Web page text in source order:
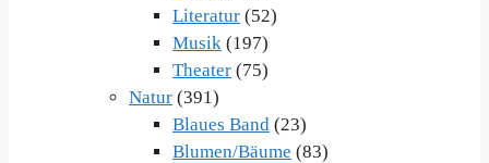
Literatur (52)
Musik (197)
Theater (75)
Natur (391)
Blaues Band (23)
Blumen/Bäume (83)